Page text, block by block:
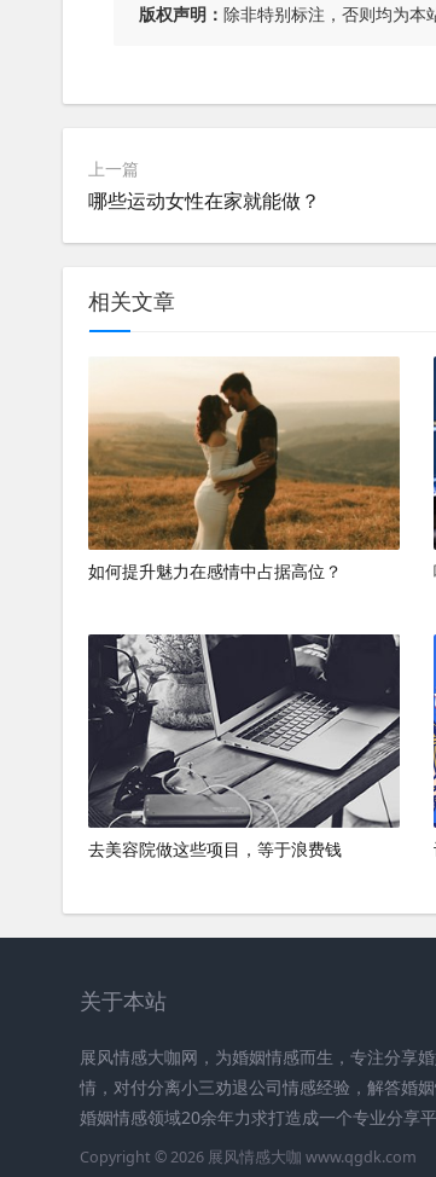
版权声明： 除非特别标注，否则均为本
上一篇
哪些运动女性在家就能做？
相关文章
如何提升魅力在感情中占据高位？
去美容院做这些项目，等于浪费钱
关于本站
展风情感大咖网，为婚姻情感而生，专注分享
情，对付分离小三劝退公司情感经验，解答婚
婚姻情感领域20余年力求打造成一个专业分享平
Copyright © 2026 展风情感大咖 www.qgdk.com